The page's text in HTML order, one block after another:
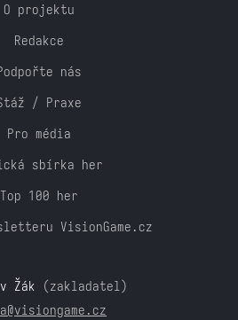
O projektu
Redakce
nás
/ Praxe
Pro média
sbírka her
Top 100 her
VisionGame.cz
Žák (zakladatel)